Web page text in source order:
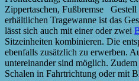
Zippertaschen, Fußbremse
erhältlichen Tragewanne ist das
lässt sich auch mit einer oder zwei
Sitzeinheiten kombinieren. Die
ebenfalls zusätzlich zu erwerben.
untereinander sind möglich.
Schalen in Fahrtrichtung oder mit